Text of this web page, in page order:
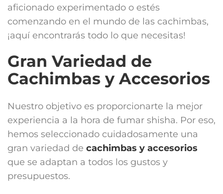
aficionado experimentado o estés
comenzando en el mundo de las cachimbas,
¡aquí encontrarás todo lo que necesitas!
Gran Variedad de
Cachimbas y Accesorios
Nuestro objetivo es proporcionarte la mejor
experiencia a la hora de fumar shisha. Por eso,
hemos seleccionado cuidadosamente una
gran variedad de cachimbas y accesorios
que se adaptan a todos los gustos y
presupuestos.